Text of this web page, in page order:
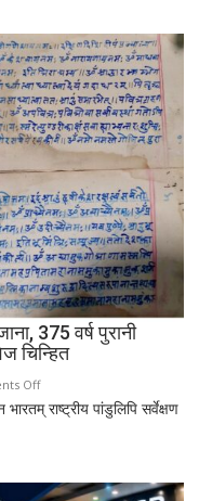
गाँव!
200
साल
बाद
भी
क्यों
बसा
राजस्थान
का
सबसे
रहस्यमयी
गांव?
375 वर्ष पुरानी
चिन्हित
Offon
कबीरधाम
इतिहास
राष्ट्रीय पांडुलिपि सर्वेक्षण